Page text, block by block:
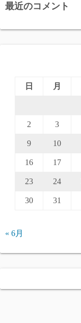
最近のコメント
日
月
2 3
9 10
16 17
23 24
30 31
« 6月